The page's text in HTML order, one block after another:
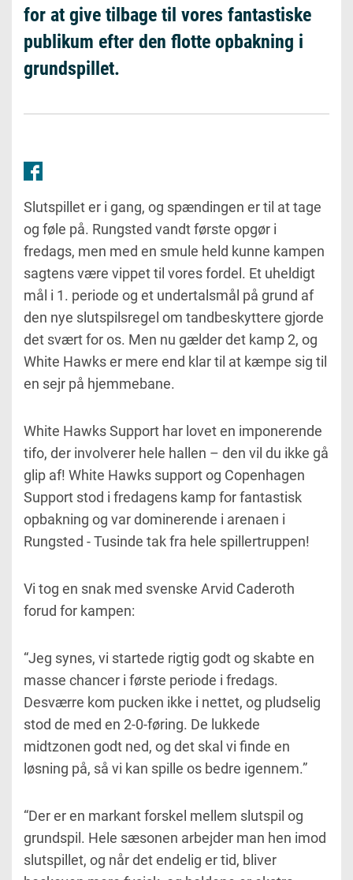
for at give tilbage til vores fantastiske
publikum efter den flotte opbakning i
grundspillet.
Slutspillet er i gang, og spændingen er til at tage
og føle på. Rungsted vandt første opgør i
fredags, men med en smule held kunne kampen
sagtens være vippet til vores fordel. Et uheldigt
mål i 1. periode og et undertalsmål på grund af
den nye slutspilsregel om tandbeskyttere gjorde
det svært for os. Men nu gælder det kamp 2, og
White Hawks er mere end klar til at kæmpe sig til
en sejr på hjemmebane.
White Hawks Support har lovet en imponerende
tifo, der involverer hele hallen – den vil du ikke gå
glip af! White Hawks support og Copenhagen
Support stod i fredagens kamp for fantastisk
opbakning og var dominerende i arenaen i
Rungsted - Tusinde tak fra hele spillertruppen!
Vi tog en snak med svenske Arvid Caderoth
forud for kampen:
“Jeg synes, vi startede rigtig godt og skabte en
masse chancer i første periode i fredags.
Desværre kom pucken ikke i nettet, og pludselig
stod de med en 2-0-føring. De lukkede
midtzonen godt ned, og det skal vi finde en
løsning på, så vi kan spille os bedre igennem.”
“Der er en markant forskel mellem slutspil og
grundspil. Hele sæsonen arbejder man hen imod
slutspillet, og når det endelig er tid, bliver